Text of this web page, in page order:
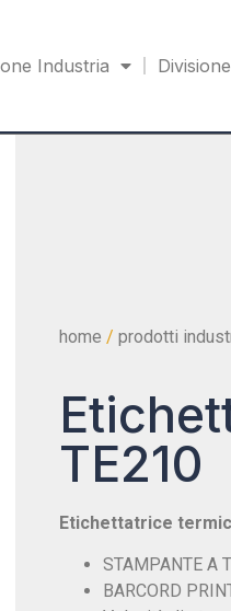
Industria
home / prodotti
TE210
Etichettatrice
STAMPANTE A
BARCORD